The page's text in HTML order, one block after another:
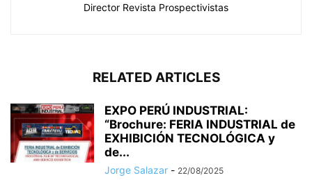
Director Revista Prospectivistas
RELATED ARTICLES
EXPO PERÚ INDUSTRIAL:
“Brochure: FERIA INDUSTRIAL de
EXHIBICIÓN TECNOLÓGICA y
de...
Jorge Salazar - 22/08/2025